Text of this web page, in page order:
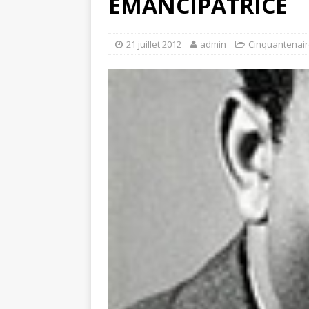
21 juillet 2012 admin